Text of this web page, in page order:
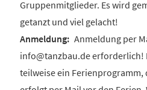
Gruppenmitglieder. Es wird
getanzt und viel gelacht!
Anmeldung per
info@tanzbau.de erforderlich!
teilweise ein Ferienprogramm,